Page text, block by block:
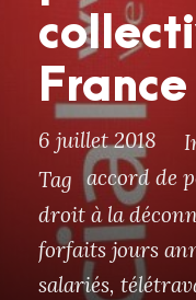
France
6 juillet 2018
Tag accord de
droit à la
forfaits jours
salariés,